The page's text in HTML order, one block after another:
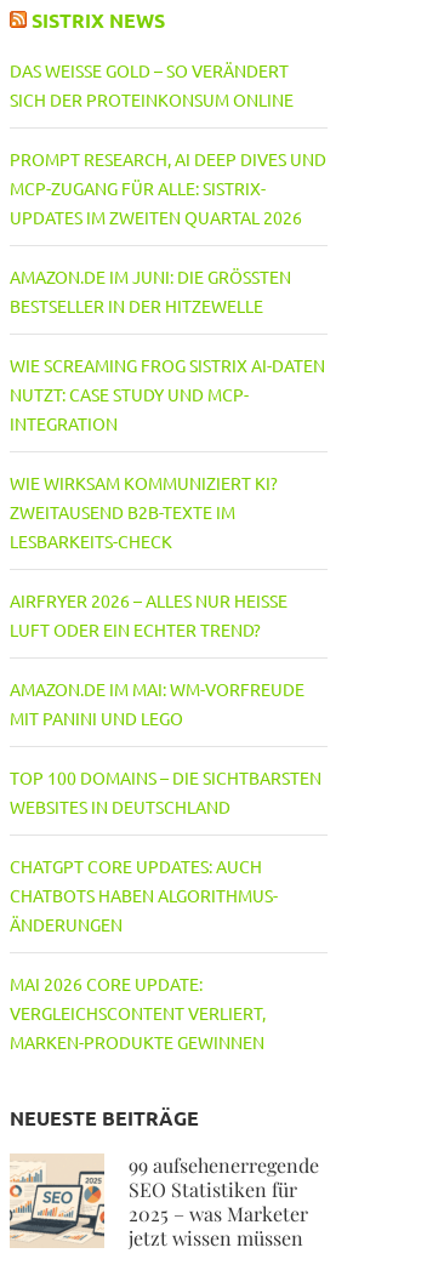
SISTRIX NEWS
DAS WEISSE GOLD – SO VERÄNDERT S
ICH DER PROTEINKONSUM ONLINE
PROMPT RESEARCH, AI DEEP DIVES UND
MCP-ZUGANG FÜR ALLE: SISTRIX-
UPDATES IM ZWEITEN QUARTAL 2026
AMAZON.DE IM JUNI: DIE GRÖSSTEN B
ESTSELLER IN DER HITZEWELLE
WIE SCREAMING FROG SISTRIX AI-DATEN
NUTZT: CASE STUDY UND MCP-
INTEGRATION
WIE WIRKSAM KOMMUNIZIERT KI?
ZWEITAUSEND B2B-TEXTE IM
LESBARKEITS-CHECK
AIRFRYER 2026 – ALLES NUR HEISSE L
UFT ODER EIN ECHTER TREND?
AMAZON.DE IM MAI: WM-VORFREUDE
MIT PANINI UND LEGO
TOP 100 DOMAINS – DIE SICHTBARSTEN
WEBSITES IN DEUTSCHLAND
CHATGPT CORE UPDATES: AUCH
CHATBOTS HABEN ALGORITHMUS-
ÄNDERUNGEN
MAI 2026 CORE UPDATE:
VERGLEICHSCONTENT VERLIERT,
MARKEN-PRODUKTE GEWINNEN
NEUESTE BEITRÄGE
99 aufsehenerregende
SEO Statistiken für
2025 – was Marketer
jetzt wissen müssen